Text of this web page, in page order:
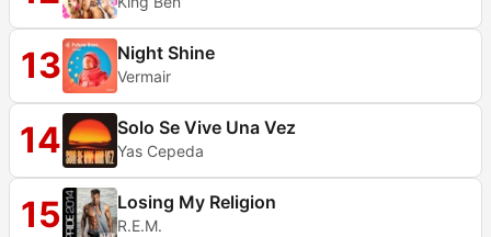
13 Night Shine
Vermair
14 Solo Se Vive Una Vez
Yas Cepeda
15 Losing My Religion
R.E.M.